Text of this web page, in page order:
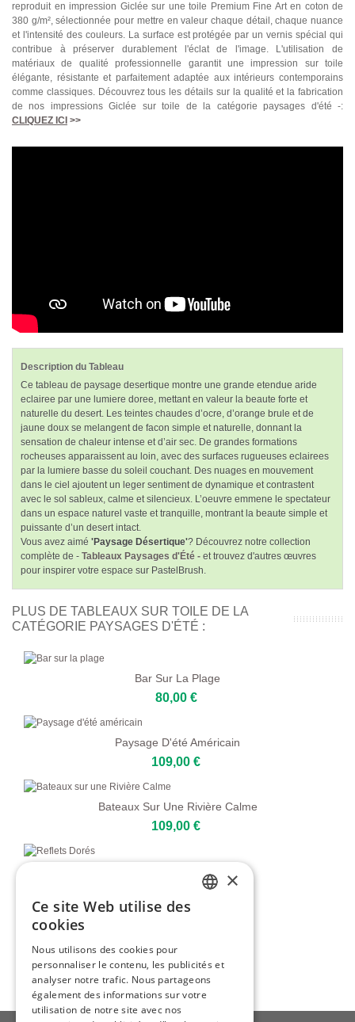
reproduit en impression Giclée sur une toile Premium Fine Art en coton de
380 g/m², sélectionnée pour mettre en valeur chaque détail, chaque nuance
et l'intensité des couleurs. La surface est protégée par un vernis spécial qui
contribue à préserver durablement l'éclat de l'image. L'utilisation de
matériaux de qualité professionnelle garantit une impression sur toile
élégante, résistante et parfaitement adaptée aux intérieurs contemporains
comme classiques. Découvrez tous les détails sur la qualité et la fabrication
de nos impressions Giclée sur toile de la catégorie paysages d'été -:
CLIQUEZ ICI >>
Description du Tableau
Ce tableau de paysage desertique montre une grande etendue aride
eclairee par une lumiere doree, mettant en valeur la beaute forte et
naturelle du desert. Les teintes chaudes d’ocre, d’orange brule et de
jaune doux se melangent de facon simple et naturelle, donnant la
sensation de chaleur intense et d’air sec. De grandes formations
rocheuses apparaissent au loin, avec des surfaces rugueuses eclairees
par la lumiere basse du soleil couchant. Des nuages en mouvement
dans le ciel ajoutent un leger sentiment de dynamique et contrastent
avec le sol sableux, calme et silencieux. L’oeuvre emmene le spectateur
dans un espace naturel vaste et tranquille, montrant la beaute simple et
puissante d’un desert intact.
Vous avez aimé 'Paysage Désertique'? Découvrez notre collection
complète de - Tableaux Paysages d'Été - et trouvez d'autres œuvres
pour inspirer votre espace sur PastelBrush.
PLUS DE TABLEAUX SUR TOILE DE LA
CATÉGORIE PAYSAGES D'ÉTÉ :
Bar Sur La Plage
80,00 €
Paysage D'été Américain
109,00 €
Bateaux Sur Une Rivière Calme
109,00 €
129,00 €
GERMAN
FRENCH
SPANISH
×
Ce site Web utilise des
cookies
Nous utilisons des cookies pour
personnaliser le contenu, les publicités et
analyser notre trafic. Nous partageons
également des informations sur votre
utilisation de notre site avec nos